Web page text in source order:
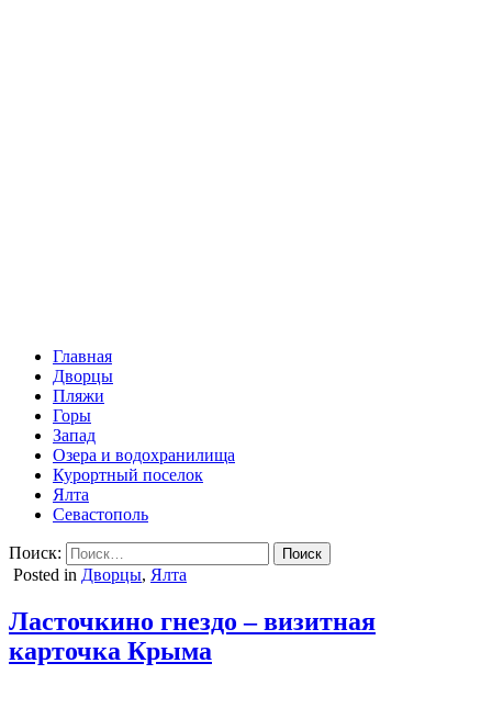
Главная
Дворцы
Пляжи
Горы
Запад
Озера и водохранилища
Курортный поселок
Ялта
Севастополь
Поиск:
Posted in Дворцы, Ялта
Ласточкино гнездо – визитная
карточка Крыма